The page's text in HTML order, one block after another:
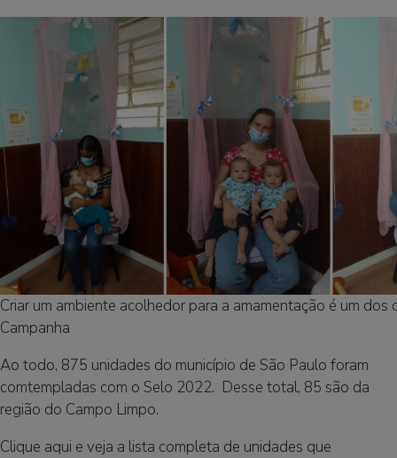
Criar um ambiente acolhedor para a amamentação é um dos
Campanha
Ao todo, 875 unidades do município de São Paulo foram
comtempladas com o Selo 2022. Desse total, 85 são da
região do Campo Limpo.
Clique aqui e veja a lista completa de unidades que